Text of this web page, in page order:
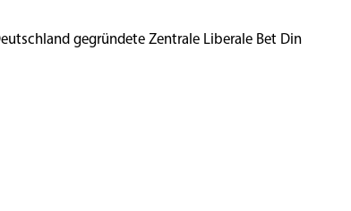
gegründete Zentrale Liberale Bet Din